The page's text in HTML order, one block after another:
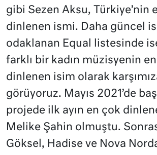
gibi Sezen Aksu, Türkiye’nin
dinlenen ismi. Daha güncel
odaklanan Equal listesinde
farklı bir kadın müzisyenin
dinlenen isim olarak karşımıza
görüyoruz. Mayıs 2021’de
projede ilk ayın en çok
Melike Şahin olmuştu.
Göksel, Hadise ve Nova